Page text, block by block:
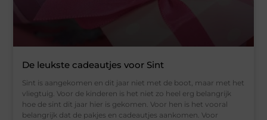
De leukste cadeautjes voor Sint
Sint is aangekomen en dit jaar niet met de boot, maar met het
vliegtuig. Voor de kinderen is het niet zo heel erg belangrijk
hoe de sint dit jaar hier is gekomen. Voor hen is het vooral
belangrijk dat de pakjes en cadeautjes aankomen. Voor